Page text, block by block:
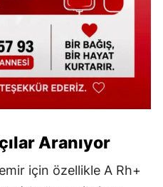
Aranıyor
için özellikle A Rh+